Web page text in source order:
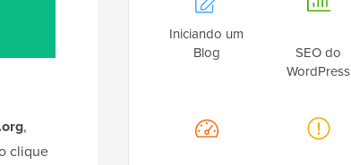
,
clique
Iniciando um
Blog
SEO do
WordPress